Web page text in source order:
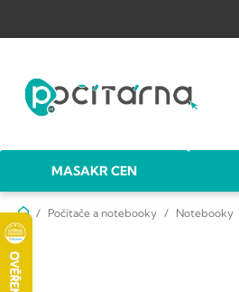
obsah
MASAKR CEN
DomůPočítače a notebooky Notebooky